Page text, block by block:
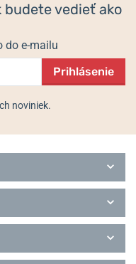
budete vedieť ako
do e-mailu
Prihlásenie
noviniek.